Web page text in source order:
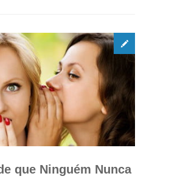
que Ninguém Nunca